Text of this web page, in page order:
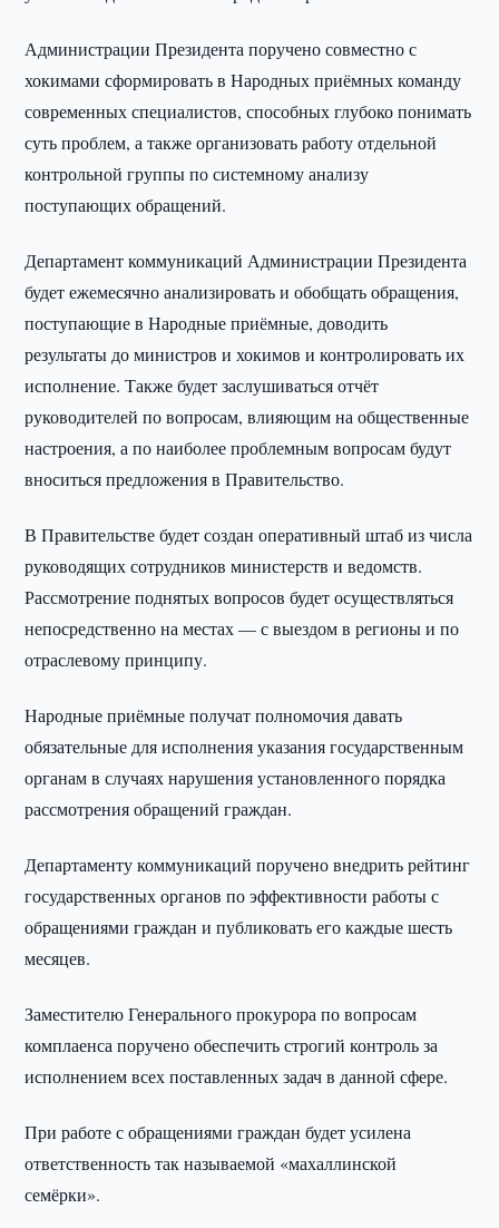
Администрации Президента поручено совместно с
хокимами сформировать в Народных приёмных команду
современных специалистов, способных глубоко понимать
суть проблем, а также организовать работу отдельной
контрольной группы по системному анализу
поступающих обращений.
Департамент коммуникаций Администрации Президента
будет ежемесячно анализировать и обобщать обращения,
поступающие в Народные приёмные, доводить
результаты до министров и хокимов и контролировать их
исполнение. Также будет заслушиваться отчёт
руководителей по вопросам, влияющим на общественные
настроения, а по наиболее проблемным вопросам будут
вноситься предложения в Правительство.
В Правительстве будет создан оперативный штаб из числа
руководящих сотрудников министерств и ведомств.
Рассмотрение поднятых вопросов будет осуществляться
непосредственно на местах — с выездом в регионы и по
отраслевому принципу.
Народные приёмные получат полномочия давать
обязательные для исполнения указания государственным
органам в случаях нарушения установленного порядка
рассмотрения обращений граждан.
Департаменту коммуникаций поручено внедрить рейтинг
государственных органов по эффективности работы с
обращениями граждан и публиковать его каждые шесть
месяцев.
Заместителю Генерального прокурора по вопросам
комплаенса поручено обеспечить строгий контроль за
исполнением всех поставленных задач в данной сфере.
При работе с обращениями граждан будет усилена
ответственность так называемой «махаллинской
семёрки».